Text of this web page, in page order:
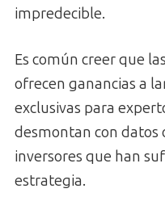
impredecible.
Es común creer que
ofrecen ganancias a
exclusivas para
desmontan con datos
inversores que han
estrategia.